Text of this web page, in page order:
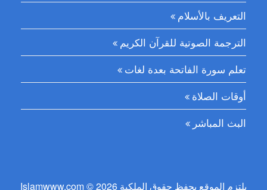
التعريف بالأسلام
الترجمة الصوتية للقرآن الكريم
تعلم سورة الفاتحة بعدة لغات
أوقات الصلاة
البث المباشر
Islamwww.com © 2026 يلتزم الموقع بحفظ حقوق الملكية